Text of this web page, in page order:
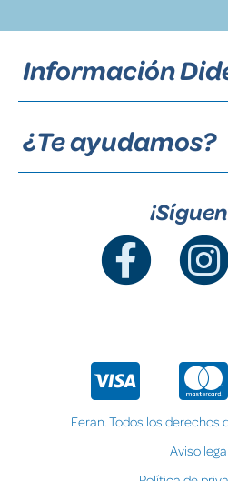
Información
¿Te ayudamos?
Feran. Todos los derechos
Aviso legal